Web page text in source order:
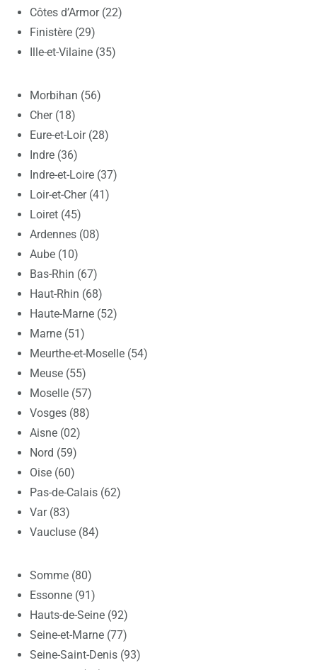
Côtes d’Armor (22)
Finistère (29)
Ille-et-Vilaine (35)
Morbihan (56)
Cher (18)
Eure-et-Loir (28)
Indre (36)
Indre-et-Loire (37)
Loir-et-Cher (41)
Loiret (45)
Ardennes (08)
Aube (10)
Bas-Rhin (67)
Haut-Rhin (68)
Haute-Marne (52)
Marne (51)
Meurthe-et-Moselle (54)
Meuse (55)
Moselle (57)
Vosges (88)
Aisne (02)
Nord (59)
Oise (60)
Pas-de-Calais (62)
Var (83)
Vaucluse (84)
Somme (80)
Essonne (91)
Hauts-de-Seine (92)
Seine-et-Marne (77)
Seine-Saint-Denis (93)